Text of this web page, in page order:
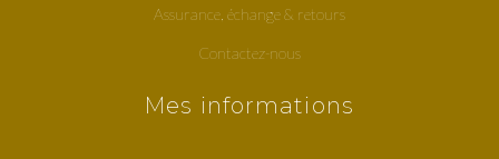
Assurance, échange & retours
Contactez-nous
Mes informations